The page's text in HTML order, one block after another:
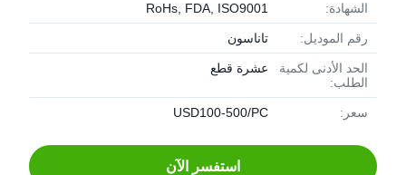
الشهادة: RoHs, FDA, ISO9001
رقم الموديل: تاناسون
الحد الأدنى لكمية
الطلب:
عشرة قطع
سعر: USD100-500/PC
استفسر الآن